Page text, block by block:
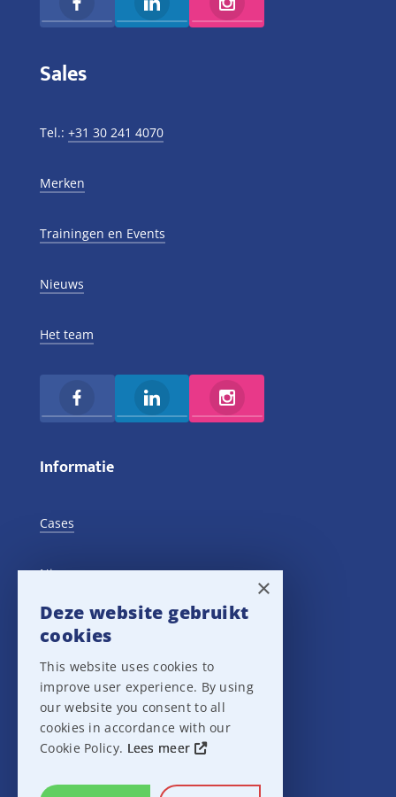
Sales
Tel.: +31 30 241 4070
Merken
Trainingen en Events
Nieuws
Het team
Informatie
Cases
Nieuws
Training Events
Privacy verklaring
Disclaimer
×
Deze website gebruikt
cookies
This website uses cookies to
improve user experience. By using
our website you consent to all
cookies in accordance with our
Cookie Policy. Lees meer